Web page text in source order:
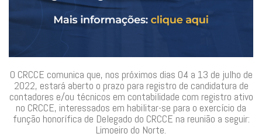
O CRCCE comunica que, nos próximos dias 04 a 13 de julho de
2022, estará aberto o prazo para registro de candidatura de
contadores e/ou técnicos em contabilidade com registro ativo
no CRCCE, interessados em habilitar-se para o exercício da
função honorífica de Delegado do CRCCE na reunião a seguir:
Limoeiro do Norte.